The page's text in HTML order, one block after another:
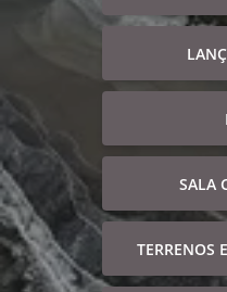
SALA
TERRENOS